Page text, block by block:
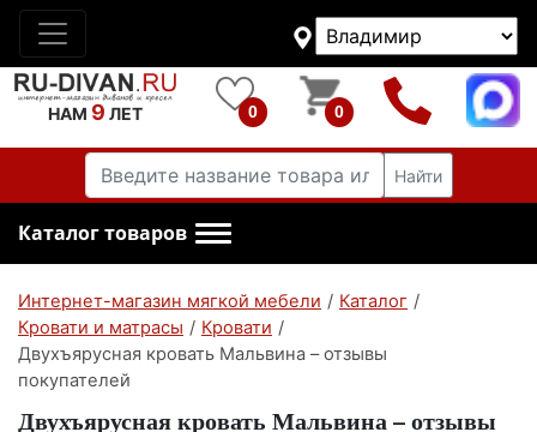
НАМ 9 ЛЕТ 0 0
Найти
Каталог товаров
Интернет-магазин мягкой мебели / Каталог /
Кровати и матрасы / Кровати /
Двухъярусная кровать Мальвина – отзывы
покупателей
Двухъярусная кровать Мальвина – отзывы